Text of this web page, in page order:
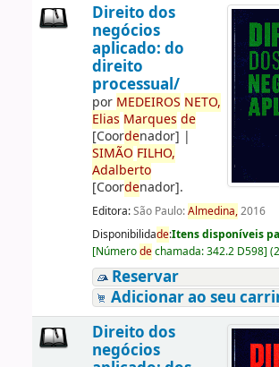
Direito dos
negócios
aplicado: do
direito
processual/
por MEDEIROS NETO,
Elias Marques de
[Coordenador] |
SIMÃO FILHO,
Adalberto
[Coordenador].
Editora:São Paulo:Almedina,2016
Disponibilidade:Itens disponíveis
[Númerodechamada:342.2 D598]
Reservar
Adicionar ao seu
Direito dos
negócios